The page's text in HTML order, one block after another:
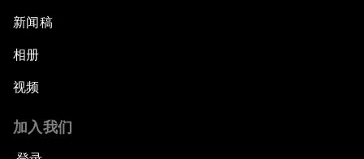
新闻稿
相册
视频
加入我们